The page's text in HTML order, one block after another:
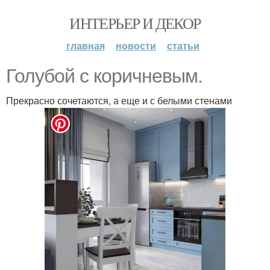
ИНТЕРЬЕР И ДЕКОР
главная новости статьи
Голубой с коричневым.
Прекрасно сочетаются, а еще и с белыми стенами